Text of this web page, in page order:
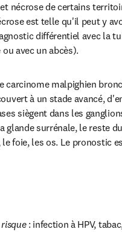
nécrose de certains
est telle qu'il peut y
différentiel avec la
avec un abcès).
carcinome malpighien
à un stade avancé,
siègent dans les
glande surrénale, le reste
foie, les os. Le pronostic
: infection à HPV,